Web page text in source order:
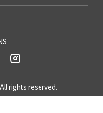
rights reserved.